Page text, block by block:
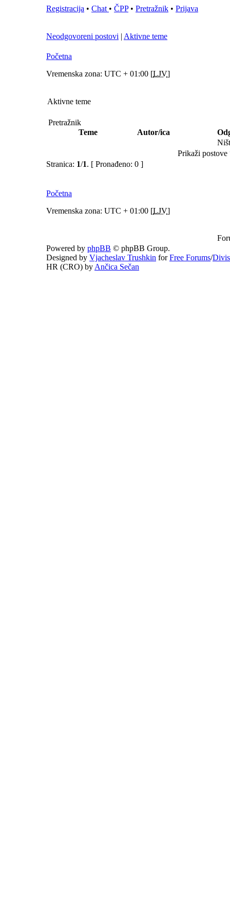
Registracija • Chat • ČPP• Pretražnik • Prijava
Neodgovoreni postovi | Aktivne teme
Početna
Vremenska zona: UTC + 01:00 [LJV]
Aktivne teme
Pretražnik
Teme
Autor/ica
Prikaži postove
Stranica: 1/1. [ Pronađeno: 0 ]
Početna
Vremenska zona: UTC + 01:00 [LJV]
Powered by phpBB © phpBB Group.
Designed by Vjacheslav Trushkin forFree Forums/
HR (CRO) by Ančica Sečan